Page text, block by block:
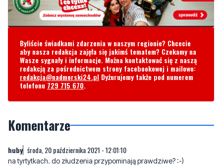
Byliście świadkami zdarzenia w naszym regionie? Chcecie
aby nasza redakcja zajęła się jakimś tematem? Czekamy na
Wasze sygnały i informacje. Można kontaktować się z naszą
redakcja@nadmorski24.plDyżurujemy także pod numerem
telefonu729 715 670.
Komentarze
na tyrtytkach. do złudzenia przypominają prawdziwe? :-)
Elo środa, 20 października 2021 - 12:11:18